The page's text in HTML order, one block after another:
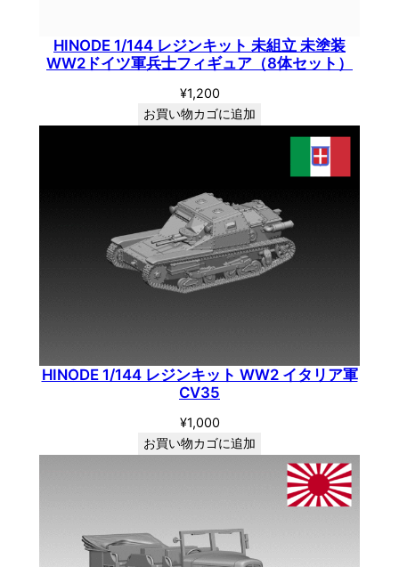
HINODE 1/144 レジンキット 未組立 未塗装
WW2ドイツ軍兵士フィギュア（8体セット）
¥1,200
お買い物カゴに追加
HINODE 1/144 レジンキット WW2 イタリア軍
CV35
¥1,000
お買い物カゴに追加